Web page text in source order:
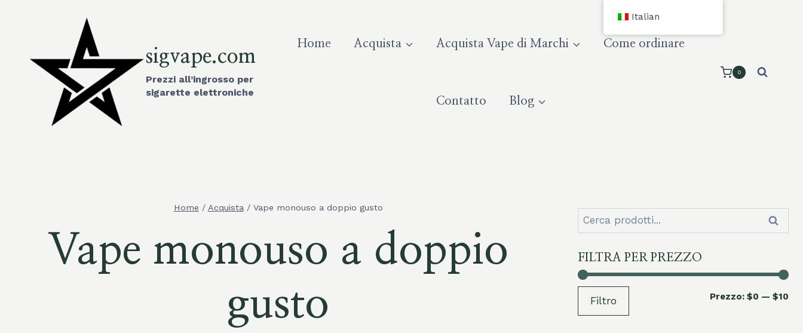
sigvape.com
Prezzi all’ingrosso per
sigarette elettroniche
Home Acquista Acquista Vape di Marchi Come ordinare
Contatto Blog
0
Home / Acquista / Vape monouso a doppio gusto
Vape monouso a doppio
gusto
Cerca: Cerca
FILTRA PER PREZZO
Filtro Prezzo: $0 — $10
Italian